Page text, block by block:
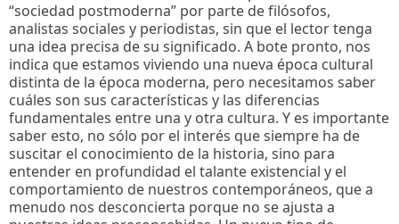
“sociedad postmoderna” por parte de filósofos,
analistas sociales y periodistas, sin que el lector tenga
una idea precisa de su significado. A bote pronto, nos
indica que estamos viviendo una nueva época cultural
distinta de la época moderna, pero necesitamos saber
cuáles son sus características y las diferencias
fundamentales entre una y otra cultura. Y es importante
saber esto, no sólo por el interés que siempre ha de
suscitar el conocimiento de la historia, sino para
entender en profundidad el talante existencial y el
comportamiento de nuestros contemporáneos, que a
menudo nos desconcierta porque no se ajusta a